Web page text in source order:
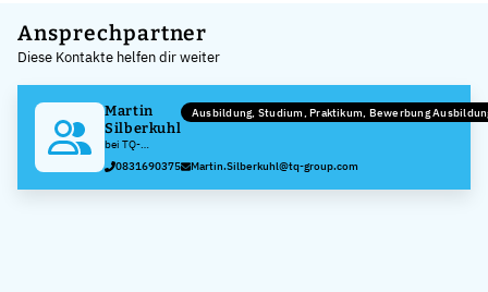
+
−
Ansprechpartner
Diese Kontakte helfen dir weiter
Martin
Silberkuhl
bei TQ-
Systems
Durach GmbH
Ausbildung, Studium, Praktikum, Bewerbung
0831690375 Martin.Silberkuhl@tq-group.com